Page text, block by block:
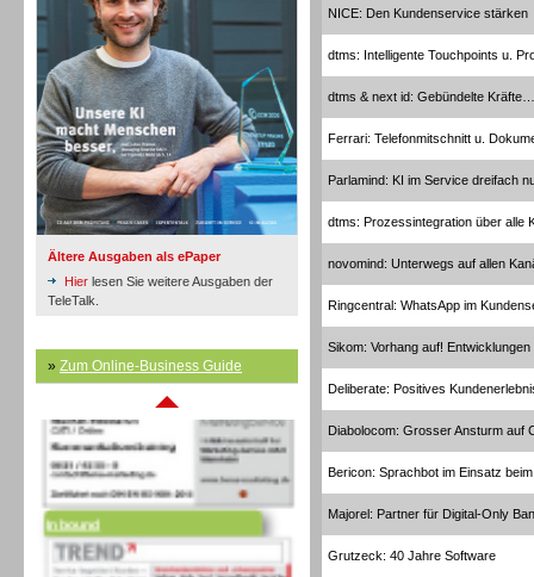
Ältere Ausgaben als ePaper
Hier lesen Sie weitere Ausgaben der
TeleTalk.
» Zum Online-Business Guide
Inbound
Inbound
Inbound
NICE: Den Kundenservice stärken
dtms: Intelligente Touchpoints u.
dtms & next id: Gebündelte Kräfte…
Ferrari: Telefonmitschnitt u.
Parlamind: KI im Service dreifach
dtms: Prozessintegration über alle
novomind: Unterwegs auf allen
Ringcentral: WhatsApp im
Sikom: Vorhang auf! Entwicklungen
Deliberate: Positives
Diabolocom: Grosser Ansturm auf
Bericon: Sprachbot im Einsatz
Majorel: Partner für Digital-Only
Grutzeck: 40 Jahre Software